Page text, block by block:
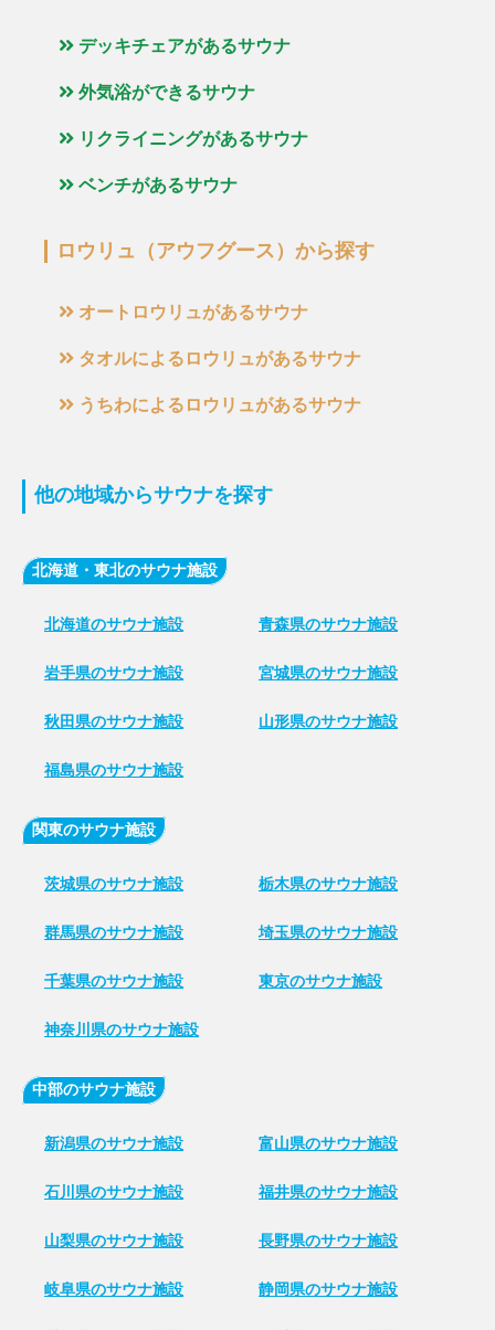
デッキチェアがあるサウナ
外気浴ができるサウナ
リクライニングがあるサウナ
ベンチがあるサウナ
ロウリュ（アウフグース）から探す
オートロウリュがあるサウナ
タオルによるロウリュがあるサウナ
うちわによるロウリュがあるサウナ
他の地域からサウナを探す
北海道・東北のサウナ施設
北海道のサウナ施設 青森県のサウナ施設
岩手県のサウナ施設 宮城県のサウナ施設
秋田県のサウナ施設 山形県のサウナ施設
福島県のサウナ施設
関東のサウナ施設
茨城県のサウナ施設 栃木県のサウナ施設
群馬県のサウナ施設 埼玉県のサウナ施設
千葉県のサウナ施設 東京のサウナ施設
神奈川県のサウナ施設
中部のサウナ施設
新潟県のサウナ施設 富山県のサウナ施設
石川県のサウナ施設 福井県のサウナ施設
山梨県のサウナ施設 長野県のサウナ施設
岐阜県のサウナ施設 静岡県のサウナ施設